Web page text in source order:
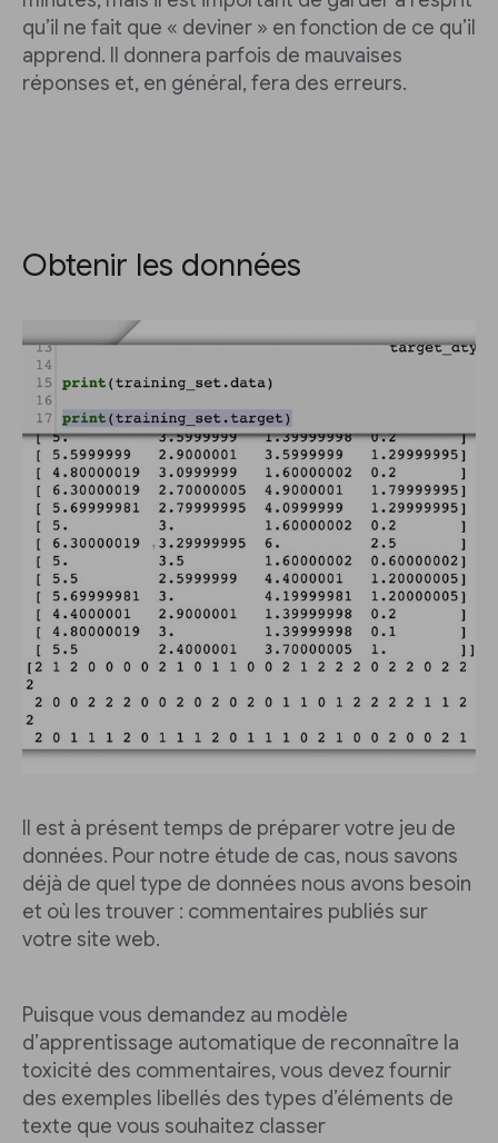
qu’il ne fait que « deviner » en fonction de ce qu’il
apprend. Il donnera parfois de mauvaises
réponses et, en général, fera des erreurs.
Obtenir les données
Il est à présent temps de préparer votre jeu de
données. Pour notre étude de cas, nous savons
déjà de quel type de données nous avons besoin
et où les trouver : commentaires publiés sur
votre site web.
Puisque vous demandez au modèle
d’apprentissage automatique de reconnaître la
toxicité des commentaires, vous devez fournir
des exemples libellés des types d’éléments de
texte que vous souhaitez classer